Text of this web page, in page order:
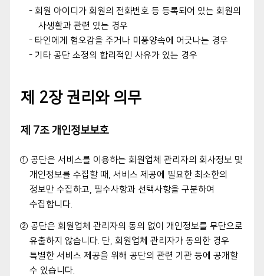
- 회원 아이디가 회원의 전화번호 등 등록되어 있는 회원의
사생활과 관련 있는 경우
- 타인에게 혐오감을 주거나 미풍양속에 어긋나는 경우
- 기타 공단 소정의 합리적인 사유가 있는 경우
제 2장 권리와 의무
제 7조 개인정보보호
① 공단은 서비스를 이용하는 회원업체 관리자의 회사정보 및
개인정보를 수집할 때, 서비스 제공에 필요한 최소한의
정보만 수집하고, 필수사항과 선택사항을 구분하여
수집합니다.
② 공단은 회원업체 관리자의 동의 없이 개인정보를 무단으로
유출하지 않습니다. 단, 회원업체 관리자가 동의한 경우
특별한 서비스 제공을 위해 공단의 관련 기관 등에 공개할
수 있습니다.